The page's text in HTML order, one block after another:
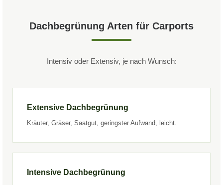
Dachbegrünung Arten für Carports
Intensiv oder Extensiv, je nach Wunsch:
Extensive Dachbegrünung
Kräuter, Gräser, Saatgut, geringster Aufwand, leicht.
Intensive Dachbegrünung